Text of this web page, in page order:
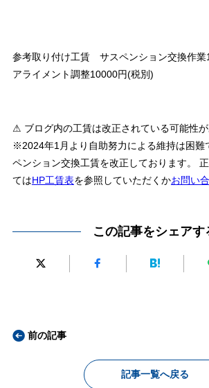
参考取り付け工賃 サスペンション交換作業
アライメント調整10000円(税別)
⚠ ブログ内の工賃は改正されている可能性が
※2024年1月より自助努力による維持は困難
ペンション交換工賃を改正しております。
てはHP工賃表を参照していただくかお問い
この記事をシェアす
前の記事
記事一覧へ戻る